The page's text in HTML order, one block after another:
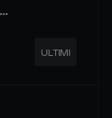
ULTIMI